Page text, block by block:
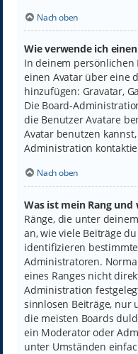
Nach oben
Wie verwende ich
In deinem persönlichen
einen Avatar über eine
hinzufügen: Gravatar,
Die Board-
die Benutzer Avatare
Avatar benutzen
Administration
Nach oben
Was ist mein Rang
Ränge, die unter
an, wie viele Beiträge
identifizieren
Administratoren.
eines Ranges nicht
Administration
sinnlosen Beiträge, nur
die meisten Boards
ein Moderator oder
unter Umständen